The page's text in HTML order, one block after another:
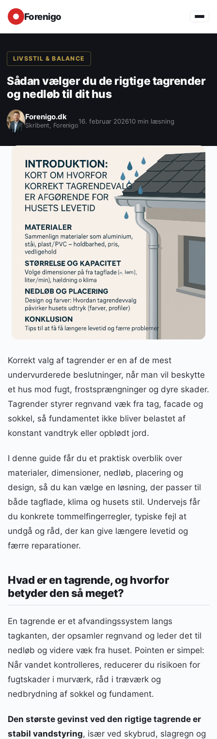
Forenigo
LIVSSTIL & BALANCE
Sådan vælger du de rigtige tagrender
og nedløb til dit hus
Forenigo.dk
Skribent, Forenigo
16. februar 202610 min læsning
Korrekt valg af tagrender er en af de mest
undervurderede beslutninger, når man vil beskytte
et hus mod fugt, frostsprængninger og dyre skader.
Tagrender styrer regnvand væk fra tag, facade og
sokkel, så fundamentet ikke bliver belastet af
konstant vandtryk eller opblødt jord.
I denne guide får du et praktisk overblik over
materialer, dimensioner, nedløb, placering og
design, så du kan vælge en løsning, der passer til
både tagflade, klima og husets stil. Undervejs får
du konkrete tommelfingerregler, typiske fejl at
undgå og råd, der kan give længere levetid og
færre reparationer.
Hvad er en tagrende, og hvorfor
betyder den så meget?
En tagrende er et afvandingssystem langs
tagkanten, der opsamler regnvand og leder det til
nedløb og videre væk fra huset. Pointen er simpel:
Når vandet kontrolleres, reducerer du risikoen for
fugtskader i murværk, råd i træværk og
nedbrydning af sokkel og fundament.
Den største gevinst ved den rigtige tagrende er
stabil vandstyring, især ved skybrud, slagregn og